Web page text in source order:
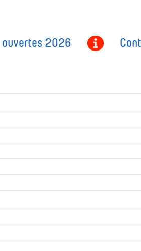
ouvertes 2026